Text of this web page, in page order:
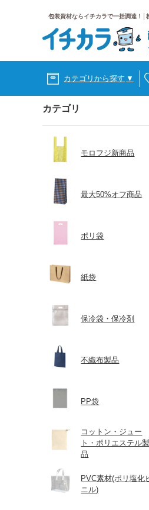
包装資材ならイチカラで一括調達！│
カテゴリから探す ▼
カテゴリ
モロフジ新商品
最大50%オフ商品
ポリ袋
紙袋
保冷袋・保冷剤
不織布製品
PP袋
コットン・ジュー
ト・ポリエステル製
品
PVC素材(ポリ塩化
ニル)